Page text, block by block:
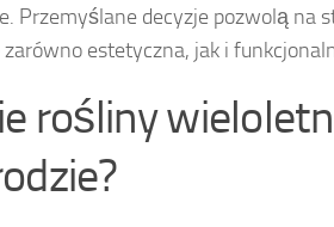
Przemyślane decyzje pozwolą na
zarówno estetyczna, jak i
rośliny